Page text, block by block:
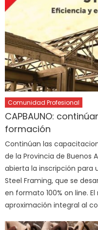
Comunidad Profesional
CAPBAUNO:
formación
Continúan las
de la Provincia de Buenos
abierta la inscripción para
Steel Framing, que se
en formato 100% on line.
aproximación integral al